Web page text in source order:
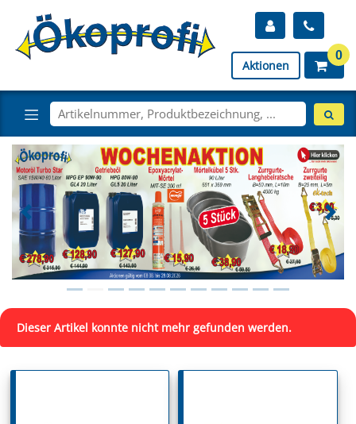
Aktionen
0
Dieser Artikel konnte nicht mehr gefunden werden.